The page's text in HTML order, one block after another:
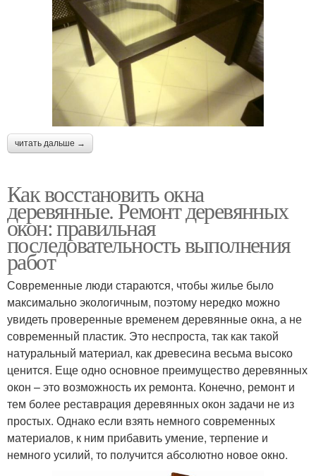
читать дальше →
Как восстановить окна
деревянные. Ремонт деревянных
окон: правильная
последовательность выполнения
работ
Современные люди стараются, чтобы жилье было
максимально экологичным, поэтому нередко можно
увидеть проверенные временем деревянные окна, а не
современный пластик. Это неспроста, так как такой
натуральный материал, как древесина весьма высоко
ценится. Еще одно основное преимущество деревянных
окон – это возможность их ремонта. Конечно, ремонт и
тем более реставрация деревянных окон задачи не из
простых. Однако если взять немного современных
материалов, к ним прибавить умение, терпение и
немного усилий, то получится абсолютно новое окно.